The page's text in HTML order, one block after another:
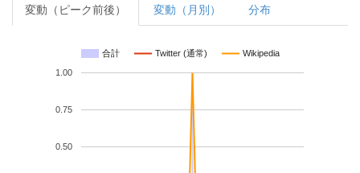
変動（ピーク前後） 変動（月別） 分布
合計 Twitter (通常) Wikipedia
0.50
0.75
1.00